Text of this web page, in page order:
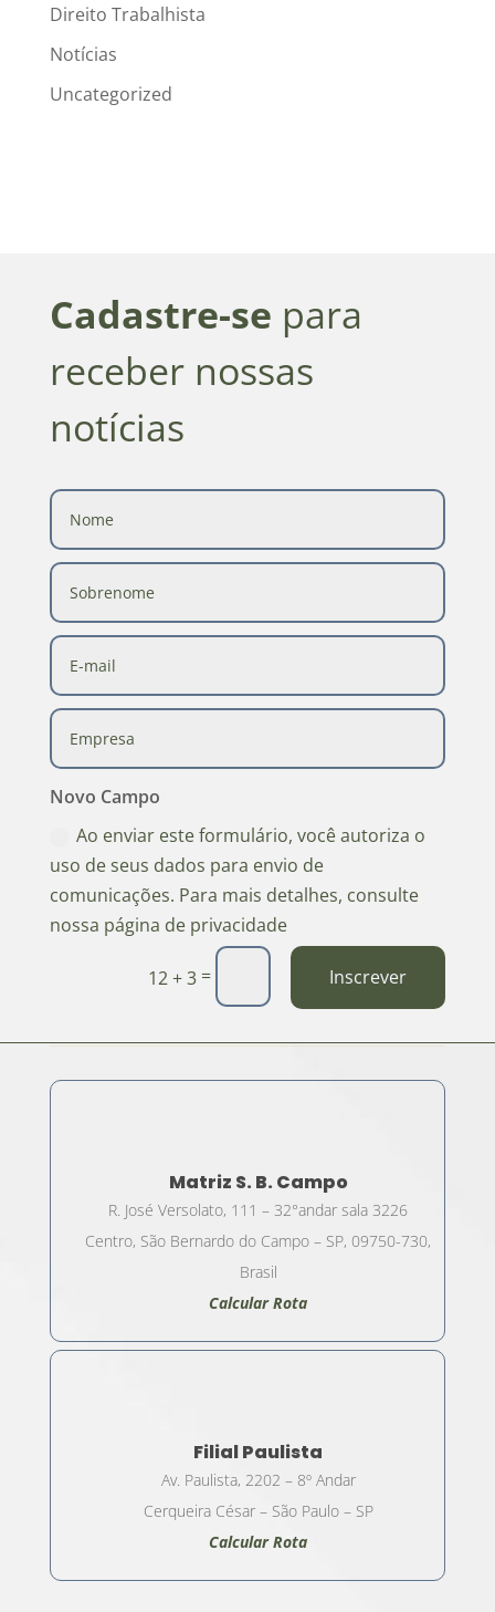
Direito Trabalhista
Notícias
Uncategorized
Cadastre-se para
receber nossas
notícias
Novo Campo
Ao enviar este formulário, você autoriza o
uso de seus dados para envio de
comunicações. Para mais detalhes, consulte
nossa página de privacidade
12 + 3 = Inscrever
Matriz S. B. Campo
R. José Versolato, 111 – 32°andar sala 3226
Centro, São Bernardo do Campo – SP, 09750-730,
Brasil
Calcular Rota
Filial Paulista
Av. Paulista, 2202 – 8º Andar
Cerqueira César – São Paulo – SP
Calcular Rota